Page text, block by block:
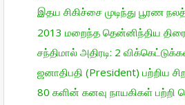
இதய சிகிச்சை முடிந்து பூரண
2013 மறைந்த தென்னிந்திய
சந்திமால் அதிரடி: 2
ஜனாதிபதி (President) பற்றிய
80 களின் கனவு நாயகிகள் பற்றி